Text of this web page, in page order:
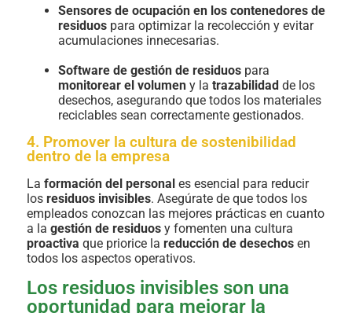
Sensores de ocupación en los contenedores de
residuos para optimizar la recolección y evitar
acumulaciones innecesarias.
Software de gestión de residuos para
monitorear el volumen y la trazabilidad de los
desechos, asegurando que todos los materiales
reciclables sean correctamente gestionados.
4. Promover la cultura de sostenibilidad
dentro de la empresa
La formación del personal es esencial para reducir
los residuos invisibles. Asegúrate de que todos los
empleados conozcan las mejores prácticas en cuanto
a la gestión de residuos y fomenten una cultura
proactiva que priorice la reducción de desechos en
todos los aspectos operativos.
Los residuos invisibles son una
oportunidad para mejorar la